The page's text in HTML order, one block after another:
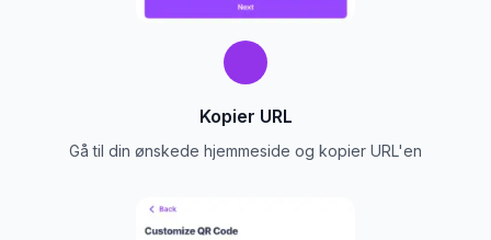
Kopier URL
Gå til din ønskede hjemmeside og kopier URL'en